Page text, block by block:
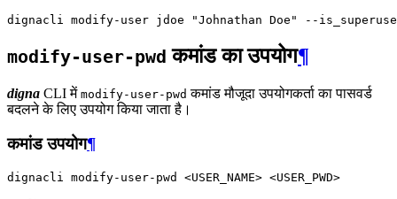
dignacli modify-user jdoe "Johnathan Doe"
modify-user-pwd कमांड का उपयोग¶
digna CLI में modify-user-pwd कमांड मौजूदा उपयोगकर्ता का पासवर्ड
बदलने के लिए उपयोग किया जाता है।
कमांड उपयोग¶
dignacli modify-user-pwd <USER_NAME>